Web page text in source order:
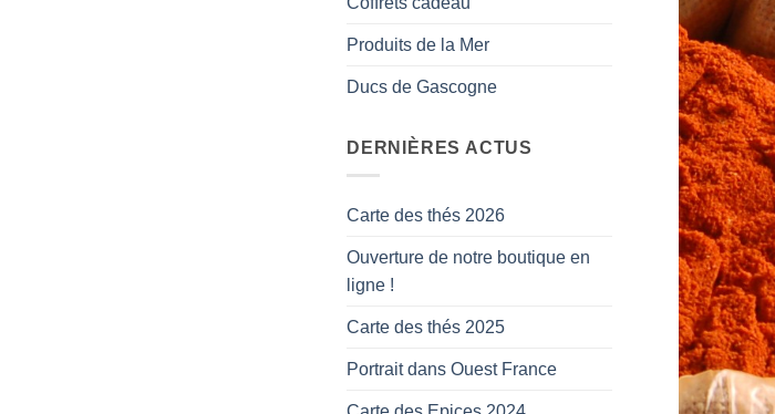
Produits de la Mer
Ducs de Gascogne
DERNIÈRES ACTUS
Carte des thés 2026
Ouverture de notre boutique en
ligne !
Carte des thés 2025
Portrait dans Ouest France